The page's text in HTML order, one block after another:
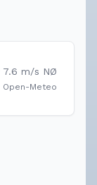
7.6 m/s NØ
Open-Meteo